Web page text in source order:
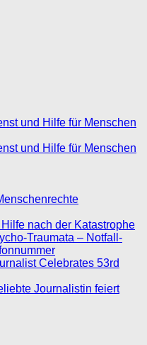
und Hilfe für Menschen
und Hilfe für Menschen
nach der Katastrophe
Traumata – Notfall-
Celebrates 53rd
Journalistin feiert